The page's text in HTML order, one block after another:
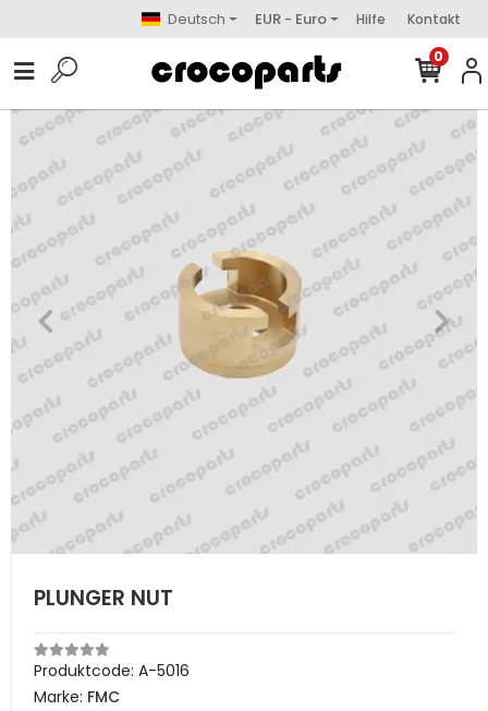
Deutsch EUR - Euro Hilfe Kontakt
0
PLUNGER NUT
Produktcode: A-5016
Marke: FMC